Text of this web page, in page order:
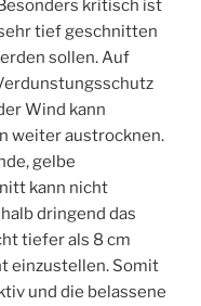
kritisch ist
tief geschnitten
sollen. Auf
Wind kann
weiter austrocknen.
gelbe
kann nicht
dringend das
tiefer als 8 cm
einzustellen. Somit
und die belassene